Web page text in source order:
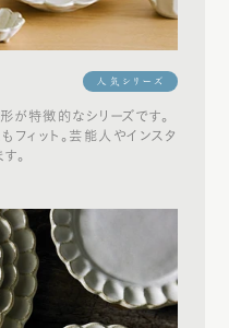
人気シリーズ
が特徴的なシリーズです。
フィット。芸能人やインスタ
。